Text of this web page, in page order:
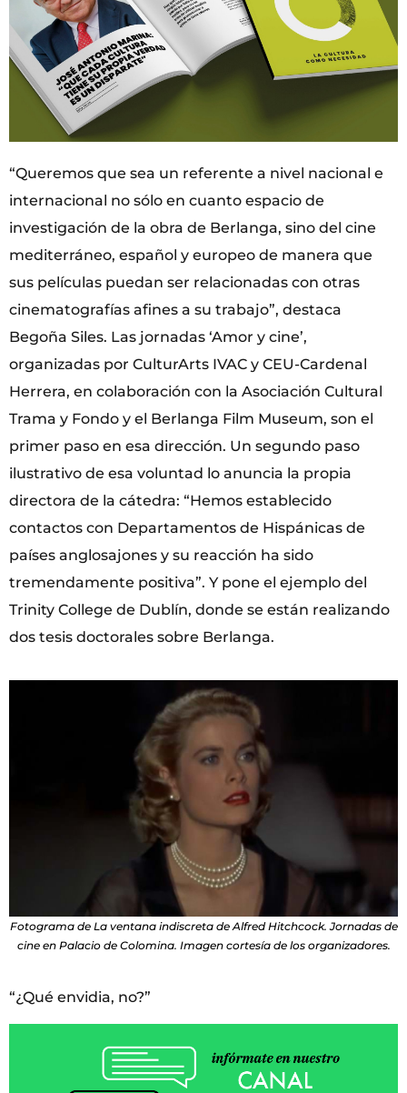
“Queremos que sea un referente a nivel nacional e
internacional no sólo en cuanto espacio de
investigación de la obra de Berlanga, sino del cine
mediterráneo, español y europeo de manera que
sus películas puedan ser relacionadas con otras
cinematografías afines a su trabajo”, destaca
Begoña Siles. Las jornadas ‘Amor y cine’,
organizadas por CulturArts IVAC y CEU-Cardenal
Herrera, en colaboración con la Asociación Cultural
Trama y Fondo y el Berlanga Film Museum, son el
primer paso en esa dirección. Un segundo paso
ilustrativo de esa voluntad lo anuncia la propia
directora de la cátedra: “Hemos establecido
contactos con Departamentos de Hispánicas de
países anglosajones y su reacción ha sido
tremendamente positiva”. Y pone el ejemplo del
Trinity College de Dublín, donde se están realizando
dos tesis doctorales sobre Berlanga.
Fotograma de La ventana indiscreta de Alfred Hitchcock. Jornadas de
cine en Palacio de Colomina. Imagen cortesía de los organizadores.
“¿Qué envidia, no?”